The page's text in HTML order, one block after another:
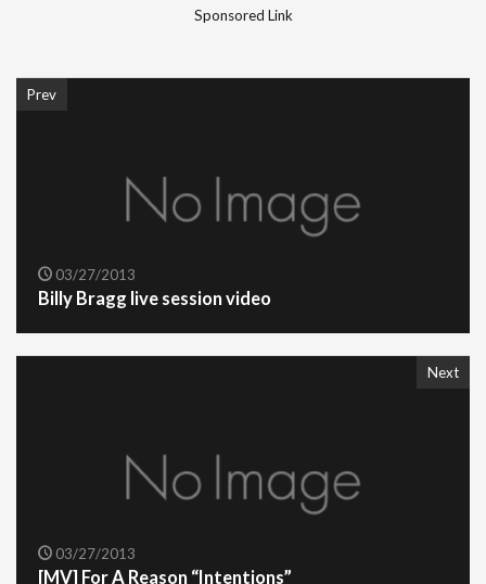
Sponsored Link
Prev
03/27/2013
Billy Bragg live session video
Next
03/27/2013
[MV] For A Reason “Intentions”